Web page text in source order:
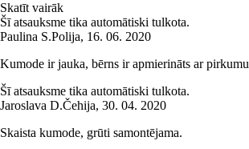
Skatīt vairāk
Šī atsauksme tika automātiski tulkota.
Paulina S.Polija, 16. 06. 2020
Kumode ir jauka, bērns ir apmierināts ar pirkumu
Šī atsauksme tika automātiski tulkota.
Jaroslava D.Čehija, 30. 04. 2020
Skaista kumode, grūti samontējama.